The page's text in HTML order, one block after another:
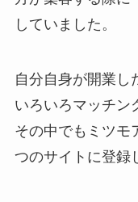
していました。
自分自身が開業し
いろいろマッチン
その中でもミツモ
つのサイトに登録